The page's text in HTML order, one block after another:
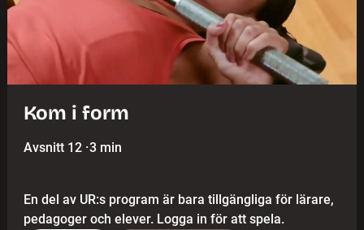
Kom i form
Avsnitt 12 ·3 min
En del av UR:s program är bara tillgängliga för lärare,
pedagoger och elever. Logga in för att spela.